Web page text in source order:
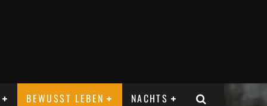
BEWUSST LEBEN NACHTS